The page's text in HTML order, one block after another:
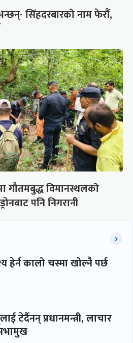
सिंहदरबारको नाम फेरौं,
गौतमबुद्ध विमानस्थलको
पनि निगरानी
हेर्न कालो चस्मा खोल्नै पर्छ
टेर्दैनन् प्रधानमन्त्री, लाचार